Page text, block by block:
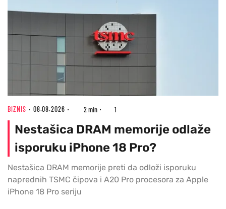
BIZNIS 08.08.2026 2 min 1
Nestašica DRAM memorije odlaže
isporuku iPhone 18 Pro?
Nestašica DRAM memorije preti da odloži isporuku
naprednih TSMC čipova i A20 Pro procesora za Apple
iPhone 18 Pro seriju